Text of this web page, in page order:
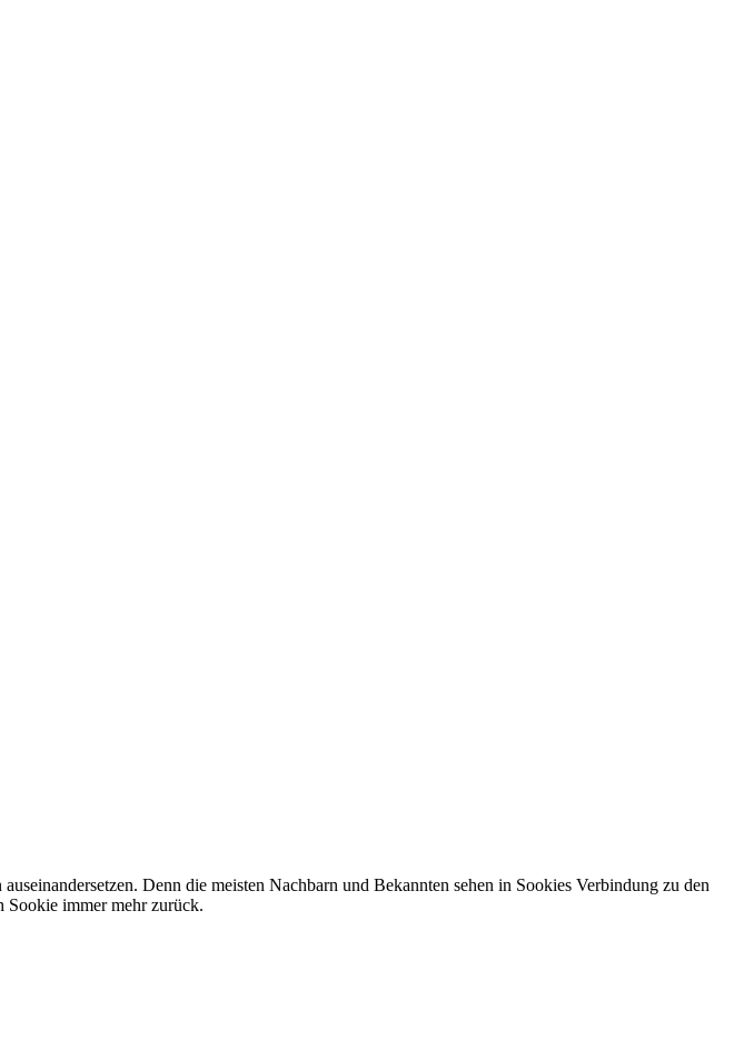
Denn die meisten Nachbarn und Bekannten sehen in Sookies Verbindung zu den
Sookie immer mehr zurück.